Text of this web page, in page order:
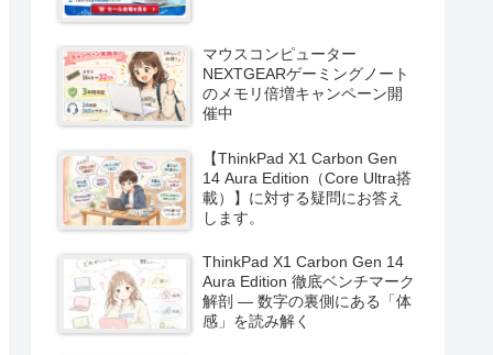
マウスコンピューター
NEXTGEARゲーミングノート
のメモリ倍増キャンペーン開
催中
【ThinkPad X1 Carbon Gen
14 Aura Edition（Core Ultra搭
載）】に対する疑問にお答え
します。
ThinkPad X1 Carbon Gen 14
Aura Edition 徹底ベンチマーク
解剖 ― 数字の裏側にある「体
感」を読み解く